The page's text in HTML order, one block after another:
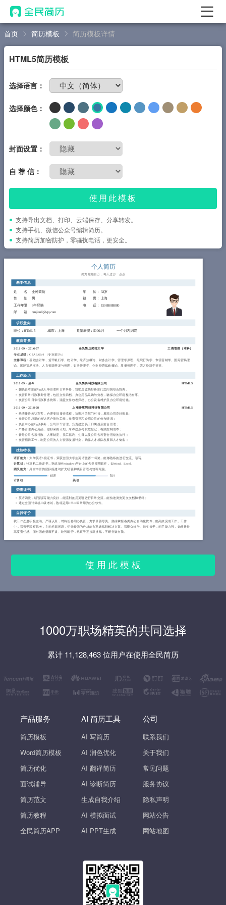
首页
AI 简历工具
AI 优化简历
AI 翻译简历
AI 诊断简历
AI 模拟面试
面试自我介绍
简历教程
登录 / 注册
首页 简历模板 简历模板详情
HTML5简历模板
选择语言：
选择颜色：
封面设置：
自 荐 信：
使用此模板
支持导出文档、打印、云端保存、分享转发。
支持手机、微信公众号编辑简历。
支持简历加密防护，零骚扰电话，更安全。
个人简历
努力超越自己，每天进步一点点
基本信息
姓 名 ： 全民简历 年 龄： 32岁
性 别 ： 男 籍 贯： 上海
工作年限 ： 3年经验 电 话： 15088888880
邮 箱 ： qmjianli@qq.com
求职意向
职位：HTML5 城市：上海 期望薪资：5000/月 一个月内到岗
教育背景
2012-09 ~ 2016-07 全民简历师范大学 工商管理（本科）
专业成绩：GPA 3.66/4 （专业前5%）
主修课程：基础会计学、货币银行学、统计学、经济法概论、财务会计学、管理学原理、组织行为学、市场营销学、国际贸易理
论、国际贸易实务、人力资源开发与管理、财务管理学、企业经营战略概论、质量管理学、西方经济学等等。
工作经历
2018-09 ~ 至今 全民简历科技有限公司
HTML5
拥负责本部的行政人事管理和日常事务，协助总监搞好各部门之间的综合协调。
负责日常行政事务管理，包括文件归档、办公用品采购与分发，确保办公环境整洁有序。
负责公司日常行政事务统筹，涵盖文件收发归档、办公设备维护及办公环境优化。
2016-09 ~ 2018-08 上海斧掌网络科技有限公司
HTML5
热情接待来访宾客，合理安排接待流程，协调相关部门对接，展现公司良好形象;
负责公司总部的来访客户接待工作，负责引导和介绍公司的分布情况；
负责中心的行政事务，公司班车管理、负责建立员工归属感及前台管理；
严格管理办公用品，做好采购计划、库存盘点与发放登记，有效控制成本；
督导公司各项行政、人事制度、员工福利、生日以及公司各种宴会活动的执行；
负责招聘工作，制定公司的人力资源发展计划，确保人才梯队发展和人才储备；
技能特长
语言能力：大学英语6级证书，荣获全国大学生英语竞赛一等奖，能够熟练的进行交流、读写。
计算机：计算机二级证书，熟练操作windows平台上的各类应用软件，如Word、Excel。
团队能力： 具有丰富的团队组建与扩充经验和项目管理与协调经验。
计算机
精通
英语
良好
荣誉证书
英语四级，听说读写能力良好，能流利的用英语进行日常交流，能快速浏览英文文档和书籍；
通过全国计算机二级考试，熟练运用office等常用的办公软件。
自我评价
我工作态度积极主动、严谨认真，对待任务细心负责，力求尽善尽美。熟练掌握各类办公自动化软件，能高效完成工作。工作
中，我善于观察思考，主动挖掘问题，凭借较强的分析能力迅速找到解决方案。我勤奋好学、踏实肯干，动手能力强，始终秉持
高度责任感。面对困难坚毅不拔、吃苦耐劳，热衷于迎接新挑战，不断突破自我。
使 用 此 模 板
1000万职场精英的共同选择
累计 11,128,463 位用户在使用全民简历
产品服务
简历模板
Word简历模板
简历优化
面试辅导
简历范文
简历教程
全民简历APP
AI 简历工具
AI 写简历
AI 润色优化
AI 翻译简历
AI 诊断简历
生成自我介绍
AI 模拟面试
AI PPT生成
公司
联系我们
关于我们
常见问题
服务协议
隐私声明
网站公告
网站地图